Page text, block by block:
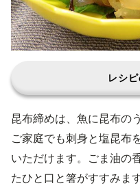
レシ
昆布締めは、魚に昆布の
ご家庭でも刺身と塩昆布
いただけます。ごま油の
たひと口と箸がすすみま